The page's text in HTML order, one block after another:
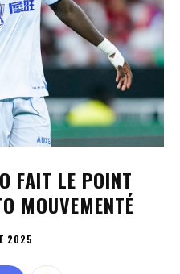
FAIT LE POINT
MOUVEMENTÉ
2025